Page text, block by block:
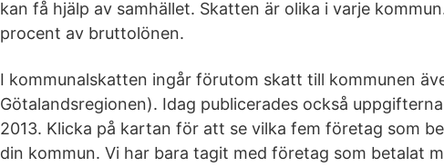
kan få hjälp av samhället. Skatten är olika i varje
procent av bruttolönen.
I kommunalskatten ingår förutom skatt till kommunen
Götalandsregionen). Idag publicerades också
2013. Klicka på kartan för att se vilka fem företag som
din kommun. Vi har bara tagit med företag som betalat